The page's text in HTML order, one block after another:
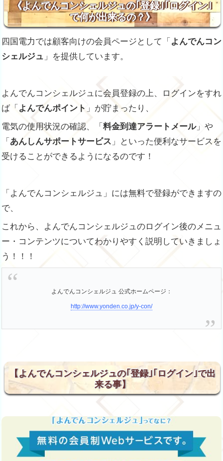
《よんでんコンシェルジュの｢登録｣｢ログイン｣
で何が出来るの？》
四国電力では顧客向けの会員ページとして「 よんでんコン
シェルジュ 」を提供しています。
よんでんコンシェルジュに会員登録の上、ログインをすれ
ば「 よんでんポイント 」が貯まったり、
電気の使用状況の確認、「 料金到達アラートメール」や
「 あんしんサポートサービス 」といった便利なサービスを
受けることができるようになるのです！
「よんでんコンシェルジュ」には無料で登録ができますの
で、
これから、よんでんコンシェルジュのログイン後のメニュ
ー・コンテンツについてわかりやすく説明していきましょ
う！！！
よんでんコンシェルジュ 公式ホームページ：
http://www.yonden.co.jp/y-con/
【よんでんコンシェルジュの｢登録｣｢ログイン｣で出
来る事】